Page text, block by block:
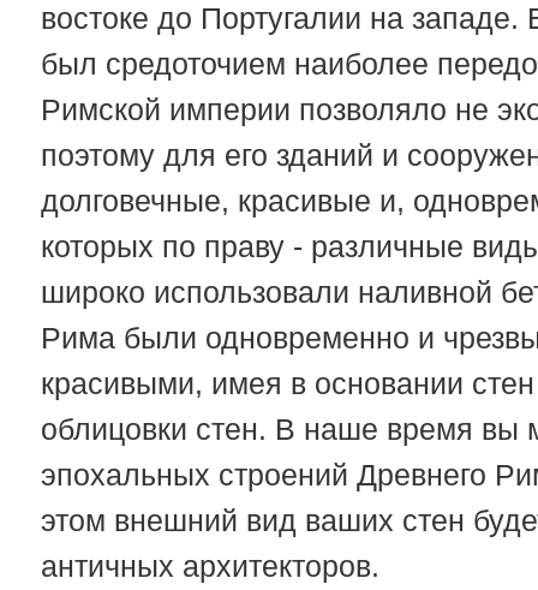
востоке до Португалии на
был средоточием наиболее
Римской империи позволяло не
поэтому для его зданий и
долговечные, красивые и,
которых по праву - различные
широко использовали наливной
Рима были одновременно и
красивыми, имея в основании
облицовки стен. В наше время вы
эпохальных строений Древнего
этом внешний вид ваших стен
античных архитекторов.